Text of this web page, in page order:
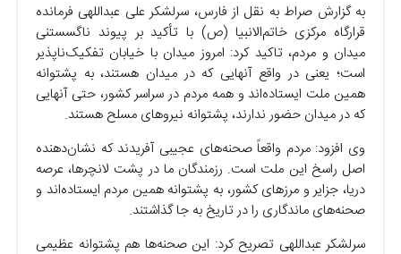
به گزارش صراط به نقل از فارس، سرلشکر علی عبداللهی فرمانده
قرارگاه مرکزی خاتم‌الانبیا (ص) با تأکید بر پیوند ناگسستنی
میدان و مردم، تاکید کرد: امروز میدان با خیابان تفکیک‌ناپذیر
است؛ یعنی در واقع آنهایی که در میدان هستند، به پشتوانه
همین ملت ایستاده‌اند و همه مردم در سراسر کشور، حتی آنهایی
که در میدان حضور ندارند، پشتوانه نیرو‌های مسلح هستند.
وی افزود: مردم واقعاً صحنه‌های عجیبی آفریدند که نشان‌دهنده
اصل راسخ این ملت است. رزمندگان ما در پشت لانچرها، عرصه
دریا، جزایر و مرز‌های کشور، به پشتوانه همین مردم ایستاده‌اند و
صحنه‌های ماندگاری را در تاریخ به جا گذاشتند.
سرلشکر عبداللهی تصریح کرد: این صحنه‌ها هم پشتوانه عظیمی